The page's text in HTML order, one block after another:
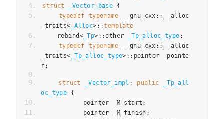
struct
_Vector_base
{
typedef
typename __gnu_cxx ::
__alloc
_traits< _Alloc>::template
    rebind
<_Tp>::other _Tp_alloc_type ;
typedef
typename __gnu_cxx ::
__alloc
_traits< _Tp_alloc_type>:: pointer pointe
r ;
struct _Vector_impl : public
_Tp_all
oc_type
{
           pointer _M_start
;
           pointer _M_finish
;